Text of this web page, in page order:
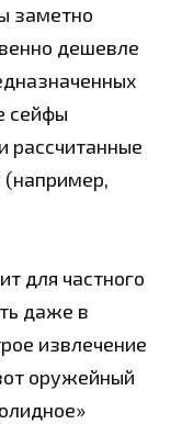
заметно
дешевле
сейфы
рассчитанные
(например,
для частного
даже в
извлечение
оружейный